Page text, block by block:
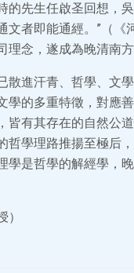
先生任啟圣回想，
文者即能通經。”（
念，遂成為晚清南
散進汗青、哲學、文
學的多重特徵，對應
有其存在的自然公
學理路推揚至極后
學是哲學的解經學，